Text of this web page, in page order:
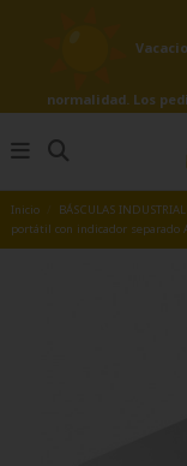
normalidad. Los
Inicio BÁSCULAS
portátil con indicador separado